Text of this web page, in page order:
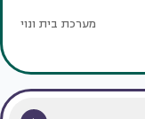
מערכת בית ונוי